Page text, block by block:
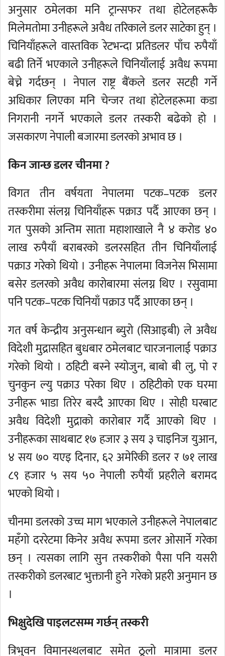
अनुसार ठमेलका मनि ट्रान्सफर तथा होटेलहरूकै
मिलेमतोमा उनीहरूले अवैध तरिकाले डलर साटेका हुन् ।
चिनियाँहरूले वास्तविक रेटभन्दा प्रतिडलर पाँच रुपैयाँ
बढी तिर्ने भएकाले उनीहरूले चिनियाँलाई अवैध रूपमा
बेच्ने गर्दछन् । नेपाल राष्ट्र बैंकले डलर सटही गर्ने
अधिकार लिएका मनि चेन्जर तथा होटेलहरूमा कडा
निगरानी नगर्ने भएकाले डलर तस्करी बढेको हो ।
जसकारण नेपाली बजारमा डलरको अभाव छ ।
किन जान्छ डलर चीनमा ?
विगत तीन वर्षयता नेपालमा पटक–पटक डलर
तस्करीमा संलग्न चिनियाँहरू पक्राउ पर्दै आएका छन् ।
गत पुसको अन्तिम साता महाशाखाले नै ४ करोड ४०
लाख रुपैयाँ बराबरको डलरसहित तीन चिनियाँलाई
पक्राउ गरेको थियो । उनीहरू नेपालमा विजनेस भिसामा
बसेर डलरको अवैध कारोबारमा संलग्न थिए । रसुवामा
पनि पटक–पटक चिनियाँ पक्राउ पर्दै आएका छन् ।
गत वर्ष केन्द्रीय अनुसन्धान ब्युरो (सिआइबी) ले अवैध
विदेशी मुद्रासहित बुधबार ठमेलबाट चारजनालाई पक्राउ
गरेको थियो । ठहिटी बस्ने स्योजुन, बाबो बी लु, पो र
चुनकुन ल्यु पक्राउ परेका थिए । ठहिटीको एक घरमा
उनीहरू भाडा तिरेर बस्दै आएका थिए । सोही घरबाट
अवैध विदेशी मुद्राको कारोबार गर्दै आएको थिए ।
उनीहरूका साथबाट १७ हजार ३ सय ३ चाइनिज युआन,
४ सय ७० यएइ दिनार, ६२ अमेरिकी डलर र ७१ लाख
८९ हजार ५ सय ५० नेपाली रुपैयाँ प्रहरीले बरामद
भएको थियो ।
चीनमा डलरको उच्च माग भएकाले उनीहरूले नेपालबाट
महँगो दररेटमा किनेर अवैध रूपमा डलर ओसार्ने गरेका
छन् । त्यसका लागि सुन तस्करीको पैसा पनि यसरी
तस्करीको डलरबाट भुक्तानी हुने गरेको प्रहरी अनुमान छ
।
भिक्षुदेखि पाइलटसम्म गर्छन् तस्करी
त्रिभुवन विमानस्थलबाट समेत ठूलो मात्रामा डलर